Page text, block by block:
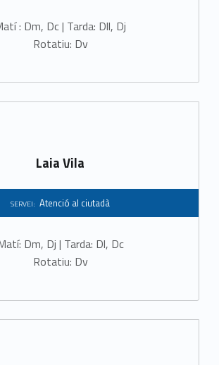
: Dm, Dc | Tarda: Dll, Dj
Rotatiu: Dv
Laia Vila
SERVEI: Atenció al ciutadà
Dm, Dj | Tarda: Dl, Dc
Rotatiu: Dv